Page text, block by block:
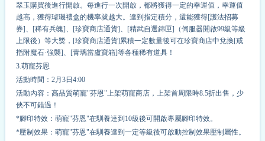
翠玉購買後進行開啟。每進行一次開啟，都將獲得一定的幸運值，幸運值
越高，獲得璿璣禮盒的機率就越大。達到指定積分，還能獲得[護法招募
券]、[稀有兵魄]、[珍寶商店通貨]、[精武自選錦匣]（伺服器開啟99級等級
上限後）等大獎，[珍寶商店通貨]累積一定數量後可在珍寶商店中兌換[戒
指附魔石·強襲]、[青璃當盧寶箱]等各種稀有道具！
3.萌寵芬恩
活動時間：2月3日4:00
活動內容：高品質萌寵"芬恩"上架萌寵商店，上架首周限時8.5折出售，少
俠不可錯過！
*腳印特效：萌寵"芬恩"在馴養達到10級後可開啟專屬腳印特效。
*壓制效果：萌寵"芬恩"在馴養達到一定等級後可啟動控制效果壓制屬性。